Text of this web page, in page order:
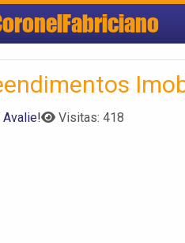
Avalie! Visitas: 418